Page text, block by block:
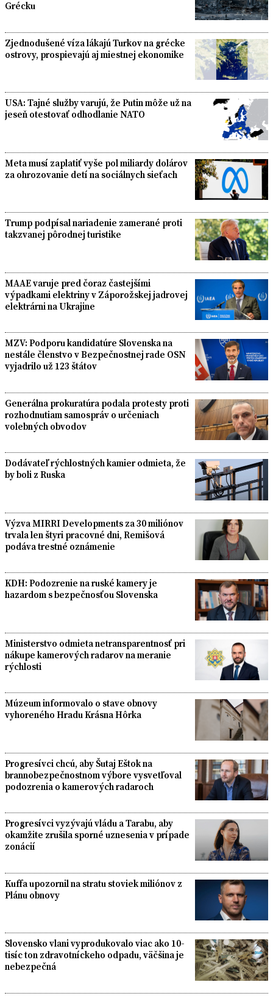
Grécku
Zjednodušené víza lákajú Turkov na grécke
ostrovy, prospievajú aj miestnej ekonomike
USA: Tajné služby varujú, že Putin môže už na
jeseň otestovať odhodlanie NATO
Meta musí zaplatiť vyše pol miliardy dolárov
za ohrozovanie detí na sociálnych sieťach
Trump podpísal nariadenie zamerané proti
takzvanej pôrodnej turistike
MAAE varuje pred čoraz častejšími
výpadkami elektriny v Záporožskej jadrovej
elektrárni na Ukrajine
MZV: Podporu kandidatúre Slovenska na
nestále členstvo v Bezpečnostnej rade OSN
vyjadrilo už 123 štátov
Generálna prokuratúra podala protesty proti
rozhodnutiam samospráv o určeniach
volebných obvodov
Dodávateľ rýchlostných kamier odmieta, že
by boli z Ruska
Výzva MIRRI Developments za 30 miliónov
trvala len štyri pracovné dni, Remišová
podáva trestné oznámenie
KDH: Podozrenie na ruské kamery je
hazardom s bezpečnosťou Slovenska
Ministerstvo odmieta netransparentnosť pri
nákupe kamerových radarov na meranie
rýchlosti
Múzeum informovalo o stave obnovy
vyhoreného Hradu Krásna Hôrka
Progresívci chcú, aby Šutaj Eštok na
brannobezpečnostnom výbore vysvetľoval
podozrenia o kamerových radaroch
Progresívci vyzývajú vládu a Tarabu, aby
okamžite zrušila sporné uznesenia v prípade
zonácií
Kuffa upozornil na stratu stoviek miliónov z
Plánu obnovy
Slovensko vlani vyprodukovalo viac ako 10-
tisíc ton zdravotníckeho odpadu, väčšina je
nebezpečná